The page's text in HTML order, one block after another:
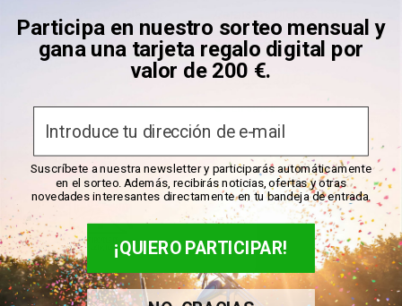
Negra/Roja
Precio
€39,95
Precio
venta
Desde €30,95
En stock
Participa en nuestro sorteo mensual y
gana una tarjeta regalo digital por
valor de 200 €.
Suscríbete a nuestra newsletter y participarás automáticamente
en el sorteo. Además, recibirás noticias, ofertas y otras
novedades interesantes directamente en tu bandeja de entrada.
¡QUIERO PARTICIPAR!